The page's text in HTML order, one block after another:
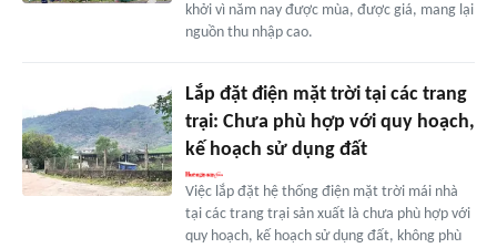
khởi vì năm nay được mùa, được giá, mang lại
nguồn thu nhập cao.
Lắp đặt điện mặt trời tại các trang
trại: Chưa phù hợp với quy hoạch,
kế hoạch sử dụng đất
Việc lắp đặt hệ thống điện mặt trời mái nhà
tại các trang trại sản xuất là chưa phù hợp với
quy hoạch, kế hoạch sử dụng đất, không phù